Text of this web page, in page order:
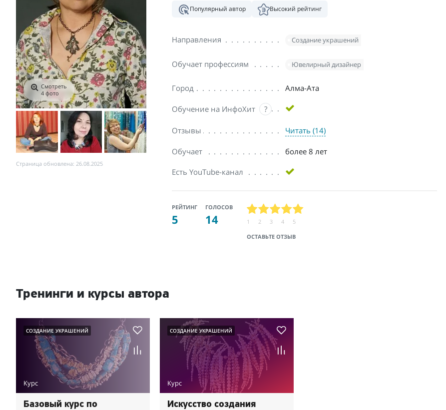
Смотреть
4 фото
Страница обновлена: 26.08.2025
Популярный автор Высокий рейтинг
Направления Создание украшений
Обучает профессиям Ювелирный дизайнер
Город Алма-Ата
Обучение на ИнфоХит ?
Отзывы Читать (14)
Обучает более 8 лет
Есть YouTube-канал
РЕЙТИНГ
5
ГОЛОСОВ
14
ОСТАВЬТЕ ОТЗЫВ
1 2 3 4 5
Тренинги и курсы автора
СОЗДАНИЕ УКРАШЕНИЙ
Курс
Базовый курс по
СОЗДАНИЕ УКРАШЕНИЙ
Курс
Искусство создания